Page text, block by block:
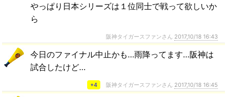
やっぱり日本シリーズは１位同士で戦って欲しいか
ら
阪神タイガースファンさん 2017,10/18 16:43
今日のファイナル中止かも…雨降ってます…阪神は
試合したけど…
+4 阪神タイガースファンさん 2017,10/18 16:45